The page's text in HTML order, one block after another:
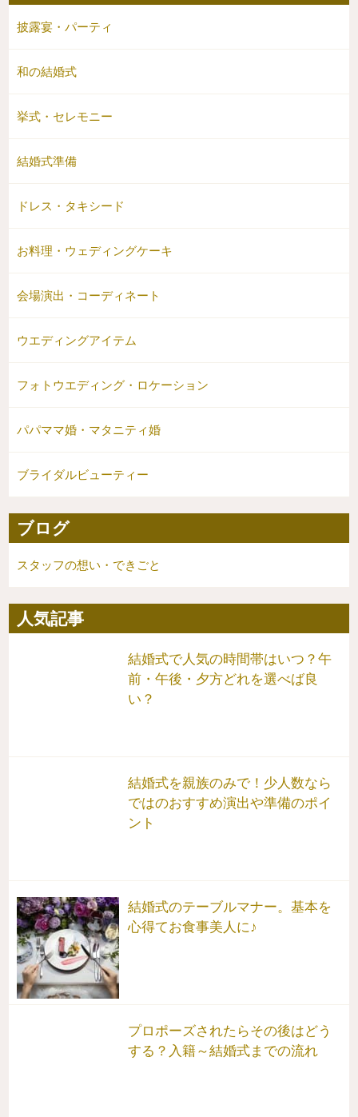
披露宴・パーティ
和の結婚式
挙式・セレモニー
結婚式準備
ドレス・タキシード
お料理・ウェディングケーキ
会場演出・コーディネート
ウエディングアイテム
フォトウエディング・ロケーション
パパママ婚・マタニティ婚
ブライダルビューティー
ブログ
スタッフの想い・できごと
人気記事
結婚式で人気の時間帯はいつ？午
前・午後・夕方どれを選べば良
い？
結婚式を親族のみで！少人数なら
ではのおすすめ演出や準備のポイ
ント
結婚式のテーブルマナー。基本を
心得てお食事美人に♪
プロポーズされたらその後はどう
する？入籍～結婚式までの流れ